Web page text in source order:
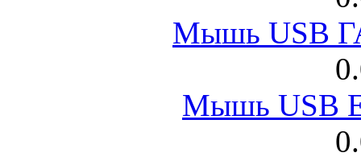
Мышь USB
Мышь USB